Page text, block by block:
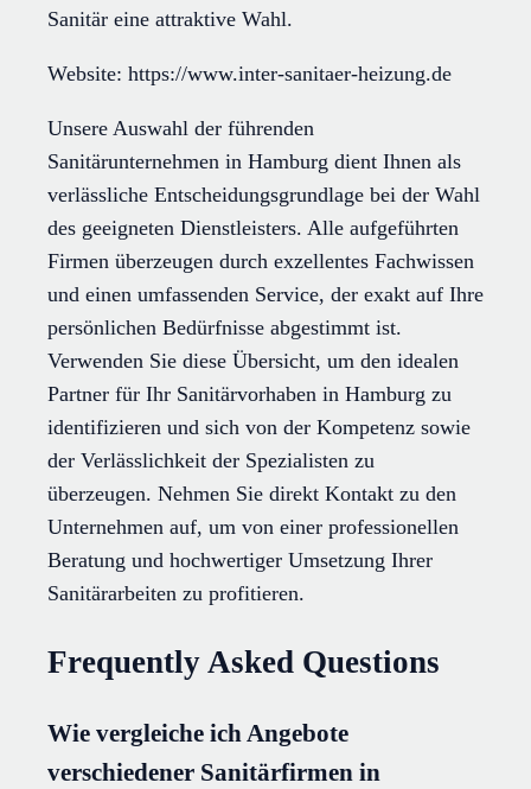
Sanitär eine attraktive Wahl.
Website: https://www.inter-sanitaer-heizung.de
Unsere Auswahl der führenden
Sanitärunternehmen in Hamburg dient Ihnen als
verlässliche Entscheidungsgrundlage bei der Wahl
des geeigneten Dienstleisters. Alle aufgeführten
Firmen überzeugen durch exzellentes Fachwissen
und einen umfassenden Service, der exakt auf Ihre
persönlichen Bedürfnisse abgestimmt ist.
Verwenden Sie diese Übersicht, um den idealen
Partner für Ihr Sanitärvorhaben in Hamburg zu
identifizieren und sich von der Kompetenz sowie
der Verlässlichkeit der Spezialisten zu
überzeugen. Nehmen Sie direkt Kontakt zu den
Unternehmen auf, um von einer professionellen
Beratung und hochwertiger Umsetzung Ihrer
Sanitärarbeiten zu profitieren.
Frequently Asked Questions
Wie vergleiche ich Angebote
verschiedener Sanitärfirmen in